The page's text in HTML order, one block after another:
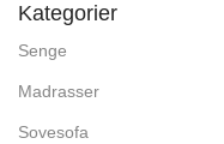
Kategorier
Senge
Madrasser
Sovesofa